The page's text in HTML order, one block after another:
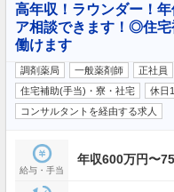
高年収！ラウンダー！
ア相談できます！◎住宅
働けます
調剤薬局 一般薬剤師 正社員
住宅補助(手当)・寮・社宅
休日
コンサルタントを経由する求人
給与・手当
年収600万円〜